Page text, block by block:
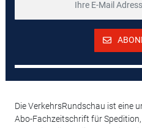
Die VerkehrsRundschau ist eine
Abo-Fachzeitschrift für